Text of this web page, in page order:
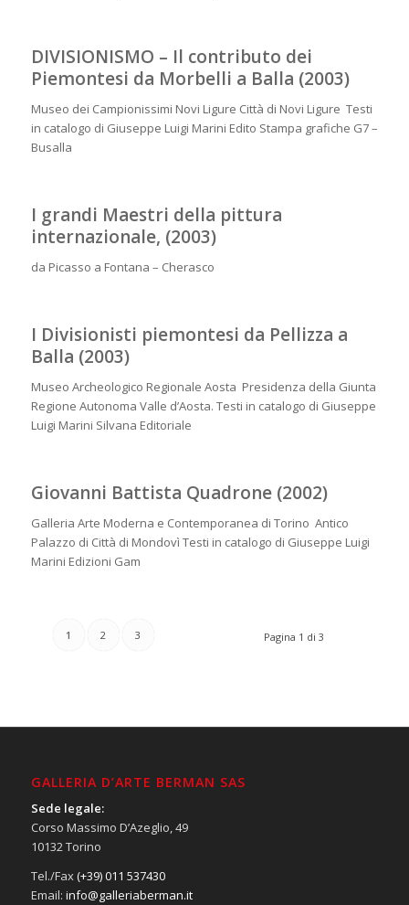
DIVISIONISMO – Il contributo dei
Piemontesi da Morbelli a Balla (2003)
Museo dei Campionissimi Novi Ligure Città di Novi Ligure Testi
in catalogo di Giuseppe Luigi Marini Edito Stampa grafiche G7 –
Busalla
I grandi Maestri della pittura
internazionale, (2003)
da Picasso a Fontana – Cherasco
I Divisionisti piemontesi da Pellizza a
Balla (2003)
Museo Archeologico Regionale Aosta Presidenza della Giunta
Regione Autonoma Valle d’Aosta. Testi in catalogo di Giuseppe
Luigi Marini Silvana Editoriale
Giovanni Battista Quadrone (2002)
Galleria Arte Moderna e Contemporanea di Torino Antico
Palazzo di Città di Mondovì Testi in catalogo di Giuseppe Luigi
Marini Edizioni Gam
Pagina 1 di 3
1 2 3
GALLERIA D’ARTE BERMAN SAS
Sede legale:
Corso Massimo D’Azeglio, 49
10132 Torino
Tel./Fax(+39) 011 537430
Email: info@galleriaberman.it